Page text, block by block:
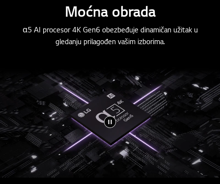
Moćna obrada
α5 AI procesor 4K Gen6 obezbeđuje dinamičan užitak u
gledanju prilagođen vašim izborima.